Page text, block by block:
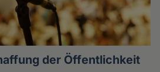
der Öffentlichkeit